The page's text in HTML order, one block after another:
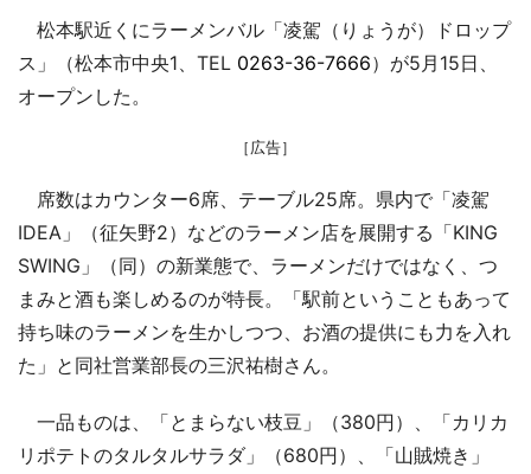
松本駅近くにラーメンバル「凌駕（りょうが）ドロップ
ス」（松本市中央1、TEL 0263-36-7666）が5月15日、
オープンした。
［広告］
席数はカウンター6席、テーブル25席。県内で「凌駕
IDEA」（征矢野2）などのラーメン店を展開する「KING
SWING」（同）の新業態で、ラーメンだけではなく、つ
まみと酒も楽しめるのが特長。「駅前ということもあって
持ち味のラーメンを生かしつつ、お酒の提供にも力を入れ
た」と同社営業部長の三沢祐樹さん。
一品ものは、「とまらない枝豆」（380円）、「カリカ
リポテトのタルタルサラダ」（680円）、「山賊焼き」